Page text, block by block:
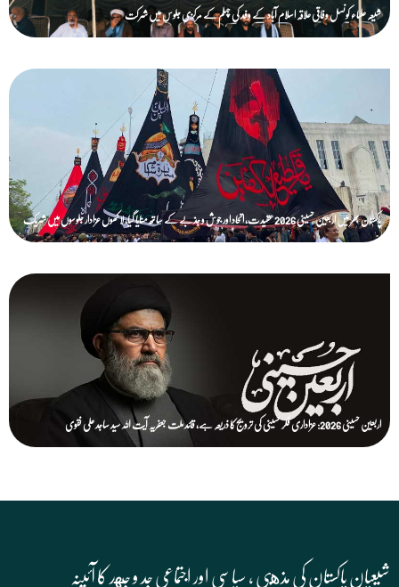
شیعہ علماء کونسل وفاقی علاقہ اسلام آباد کے وفد کی چہلم کے مرکزی جلوس میں شرکت
پاکستان بھر میں اربعین حسینی 2026 عقیدت، اتحاد اور جوش و جذبے کے ساتھ منایا گیا، لاکھوں عزادار جلوسوں میں شریک
اربعین حسینی 2026: عزاداری فکر حسینی کی ترویج کا ذریعہ ہے، قائد ملت جعفریہ آیت اللہ سید ساجد علی نقوی
شیعیان پاکستان کی مذهبی , سیاسی اور اجتماعی جد و جهد کا آئینہ